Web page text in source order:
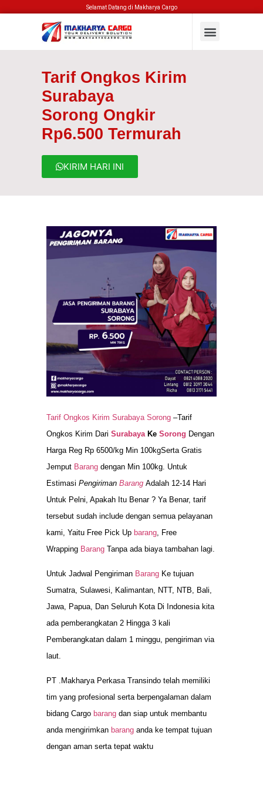
Selamat Datang di Makharya Cargo
Tarif Ongkos Kirim
Surabaya
Sorong Ongkir
Rp6.500 Termurah
KIRIM HARI INI
Tarif Ongkos Kirim Surabaya Sorong –Tarif
Ongkos Kirim Dari Surabaya Ke Sorong Dengan
Harga Reg Rp 6500/kg Min 100kgSerta Gratis
Jemput Barang dengan Min 100kg. Untuk
Estimasi Pengiriman Barang Adalah 12-14 Hari
Untuk Pelni, Apakah Itu Benar ? Ya Benar, tarif
tersebut sudah include dengan semua pelayanan
kami, Yaitu Free Pick Up barang , Free
Wrapping Barang Tanpa ada biaya tambahan lagi.
Untuk Jadwal Pengiriman Barang Ke tujuan
Sumatra, Sulawesi, Kalimantan, NTT, NTB, Bali,
Jawa, Papua, Dan Seluruh Kota Di Indonesia kita
ada pemberangkatan 2 Hingga 3 kali
Pemberangkatan dalam 1 minggu, pengiriman via
laut.
PT .Makharya Perkasa Transindo telah memiliki
tim yang profesional serta berpengalaman dalam
bidang Cargo barang dan siap untuk membantu
anda mengirimkan barang anda ke tempat tujuan
dengan aman serta tepat waktu